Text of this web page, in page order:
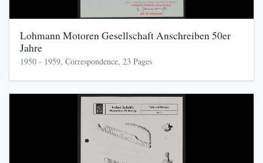
Lohmann Motoren Gesellschaft Anschreiben 50er
Jahre
1950 - 1959, Correspondence, 23 Pages